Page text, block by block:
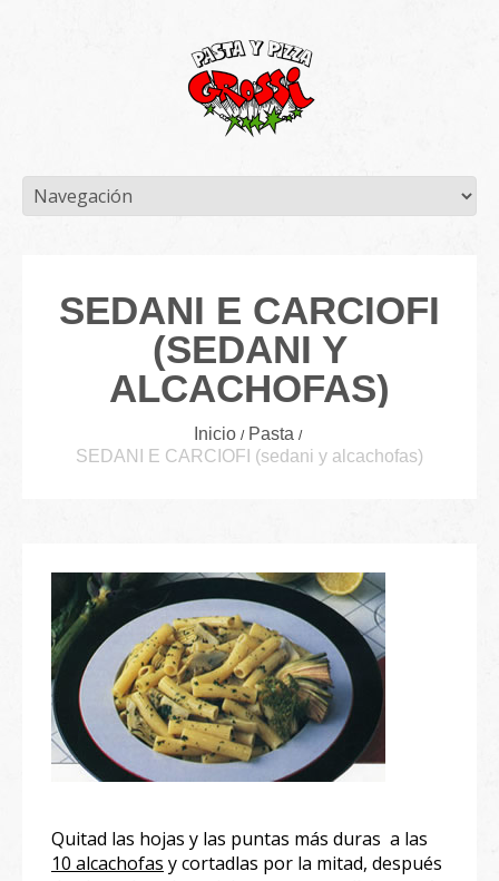
SEDANI E CARCIOFI
(SEDANI Y
ALCACHOFAS)
Inicio
Pasta
SEDANI E CARCIOFI (sedani y alcachofas)
Quitad las hojas y las puntas más duras a las
10 alcachofas y cortadlas por la mitad, después